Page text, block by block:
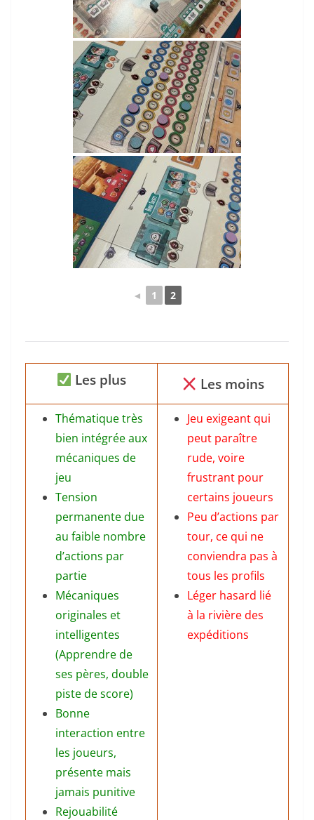
◄ 1 2
Les plus Les moins
Thématique très
bien intégrée aux
mécaniques de
jeu
Tension
permanente due
au faible nombre
d’actions par
partie
Mécaniques
originales et
intelligentes
(Apprendre de
ses pères, double
piste de score)
Bonne
interaction entre
les joueurs,
présente mais
jamais punitive
Rejouabilité
Jeu exigeant qui
peut paraître
rude, voire
frustrant pour
certains joueurs
Peu d’actions par
tour, ce qui ne
conviendra pas à
tous les profils
Léger hasard lié
à la rivière des
expéditions